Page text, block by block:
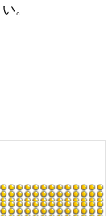
。